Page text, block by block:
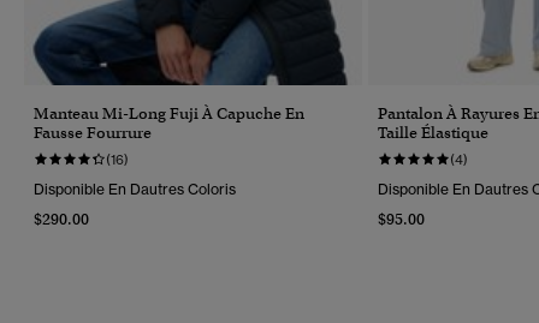
Manteau Mi-Long Fuji À Capuche En
Fausse Fourrure
(16)
Disponible En Dautres Coloris
$290.00
Pantalon À Rayures
Taille Élastique
(4)
Disponible En Dautres
$95.00